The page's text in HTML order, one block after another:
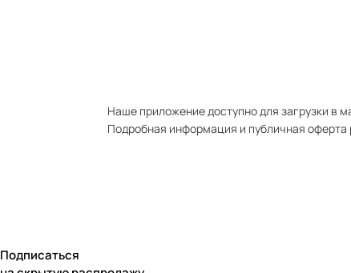
Наше приложение доступно для загрузки в
Подробная информация и публичная
Подписаться